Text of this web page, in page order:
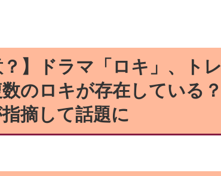
？】ドラマ「ロキ」、トレ
のロキが存在している？
摘して話題に